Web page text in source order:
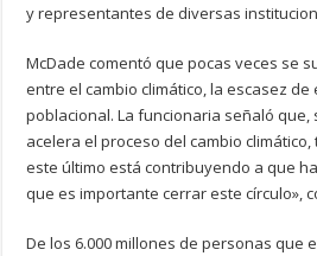
y representantes de diversas
McDade comentó que pocas veces se
entre el cambio climático, la escasez
poblacional. La funcionaria señaló que,
acelera el proceso del cambio
este último está contribuyendo a que
que es importante cerrar este círculo»,
De los 6.000 millones de personas que